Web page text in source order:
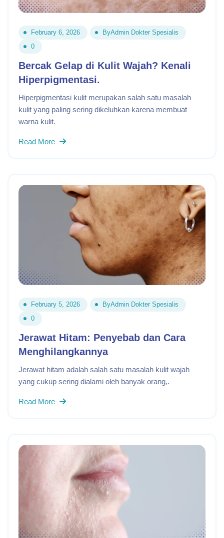
February 6, 2026 ByAdmin Dokter Spesialis
0
Bercak Gelap di Kulit Wajah? Kenali
Hiperpigmentasi.
Hiperpigmentasi kulit merupakan salah satu masalah
kulit yang paling sering dikeluhkan karena membuat
warna kulit.
Read More
February 5, 2026 ByAdmin Dokter Spesialis
0
Jerawat Hitam: Penyebab dan Cara
Menghilangkannya
Jerawat hitam adalah salah satu masalah kulit wajah
yang cukup sering dialami oleh banyak orang,.
Read More